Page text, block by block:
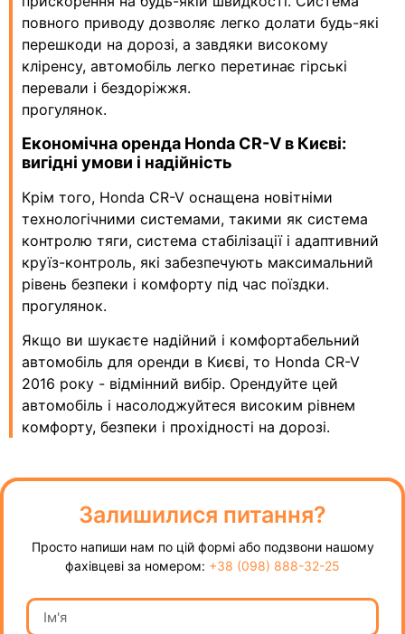
повного приводу дозволяє легко долати будь-які
перешкоди на дорозі, а завдяки високому
кліренсу, автомобіль легко перетинає гірські
перевали і бездоріжжя.
прогулянок.
Економічна оренда Honda CR-V в Києві:
вигідні умови і надійність
Крім того, Honda CR-V оснащена новітніми
технологічними системами, такими як система
контролю тяги, система стабілізації і адаптивний
круїз-контроль, які забезпечують максимальний
рівень безпеки і комфорту під час поїздки.
прогулянок.
Якщо ви шукаєте надійний і комфортабельний
автомобіль для оренди в Києві, то Honda CR-V
2016 року - відмінний вибір. Орендуйте цей
автомобіль і насолоджуйтеся високим рівнем
комфорту, безпеки і прохідності на дорозі.
Залишилися питання?
Просто напиши нам по цій формі або подзвони нашому
фахівцеві за номером: +38 (098) 888-32-25